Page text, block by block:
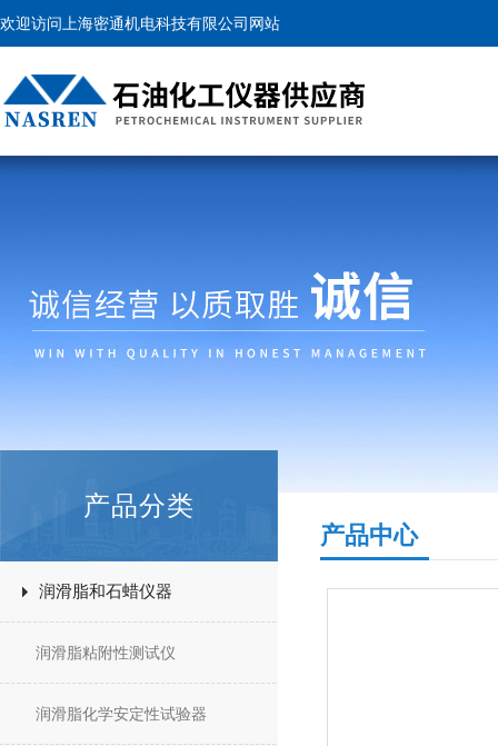
欢迎访问上海密通机电科技有限公司网站
产品分类
润滑脂和石蜡仪器
润滑脂粘附性测试仪
润滑脂化学安定性试验器
产品中心